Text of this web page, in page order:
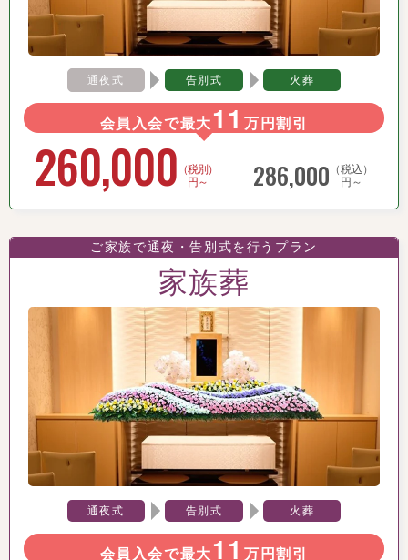
通夜式 告別式 火葬
会員入会で最大11 万円割引
260,000 （税別）
円～
286,000 （税込）
円～
ご家族で通夜・告別式を行うプラン
家族葬
通夜式 告別式 火葬
会員入会で最大11 万円割引